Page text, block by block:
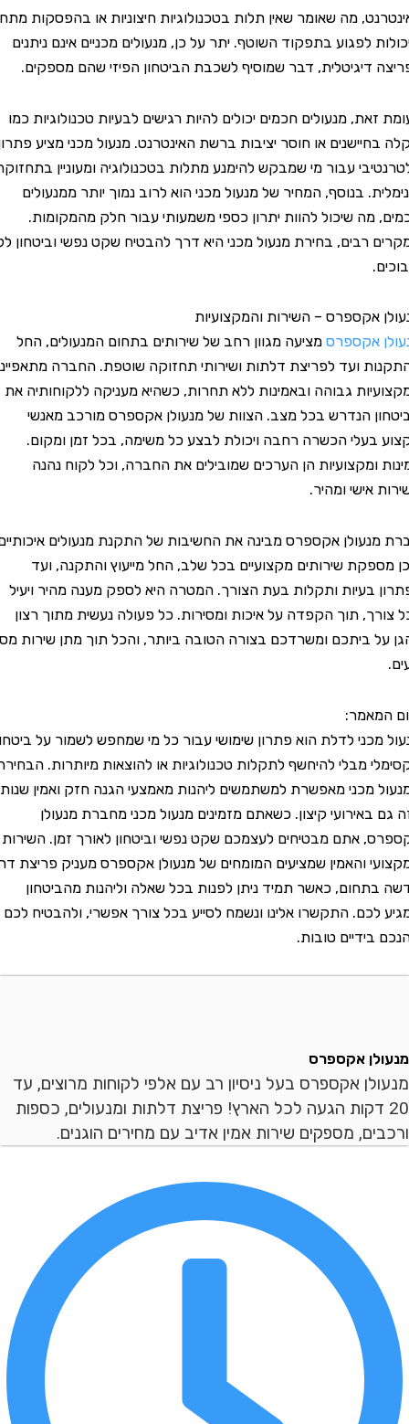
מה שאומר שאין תלות בטכנולוגיות חיצוניות או בהפסקות מתח
לפגוע בתפקוד השוטף. יתר על כן, מנעולים מכניים אינם ניתנים
דיגיטלית, דבר שמוסיף לשכבת הביטחון הפיזי שהם מספקים.
זאת, מנעולים חכמים יכולים להיות רגישים לבעיות טכנולוגיות כמו
בחיישנים או חוסר יציבות ברשת האינטרנט. מנעול מכני מציע פתרון
עבור מי שמבקש להימנע מתלות בטכנולוגיה ומעוניין בתחזוקה
בנוסף, המחיר של מנעול מכני הוא לרוב נמוך יותר ממנעולים
מה שיכול להוות יתרון כספי משמעותי עבור חלק מהמקומות.
רבים, בחירת מנעול מכני היא דרך להבטיח שקט נפשי וביטחון ללא
אקספרס – השירות והמקצועיות
אקספרסמציעה מגוון רחב של שירותים בתחום המנעולים, החל
ועד לפריצת דלתות ושירותי תחזוקה שוטפת. החברה מתאפיינת
גבוהה ובאמינות ללא תחרות, כשהיא מעניקה ללקוחותיה את
הנדרש בכל מצב. הצוות של מנעולן אקספרס מורכב מאנשי
בעלי הכשרה רחבה ויכולת לבצע כל משימה, בכל זמן ומקום.
ומקצועיות הן הערכים שמובילים את החברה, וכל לקוח נהנה
אישי ומהיר.
מנעולן אקספרס מבינה את החשיבות של התקנת מנעולים איכותיים
מספקת שירותים מקצועיים בכל שלב, החל מייעוץ והתקנה, ועד
בעיות ותקלות בעת הצורך. המטרה היא לספק מענה מהיר ויעיל
תוך הקפדה על איכות ומסירות. כל פעולה נעשית מתוך רצון
על ביתכם ומשרדכם בצורה הטובה ביותר, והכל תוך מתן שירות מסור
המאמר:
מכני לדלת הוא פתרון שימושי עבור כל מי שמחפש לשמור על ביטחון
מבלי להיחשף לתקלות טכנולוגיות או להוצאות מיותרות. הבחירה
מכני מאפשרת למשתמשים ליהנות מאמצעי הגנה חזק ואמין שנותר
באירועי קיצון. כשאתם מזמינים מנעול מכני מחברת מנעולן
אתם מבטיחים לעצמכם שקט נפשי וביטחון לאורך זמן. השירות
והאמין שמציעים המומחים של מנעולן אקספרס מעניק פריצת דרך
בתחום, כאשר תמיד ניתן לפנות בכל שאלה וליהנות מהביטחון
לכם. התקשרו אלינו ונשמח לסייע בכל צורך אפשרי, ולהבטיח לכם
בידיים טובות.
אקספרס
אקספרס בעל ניסיון רב עם אלפי לקוחות מרוצים, עד
20 דקות הגעה לכל הארץ! פריצת דלתות ומנעולים, כספות
מספקים שירות אמין אדיב עם מחירים הוגנים.